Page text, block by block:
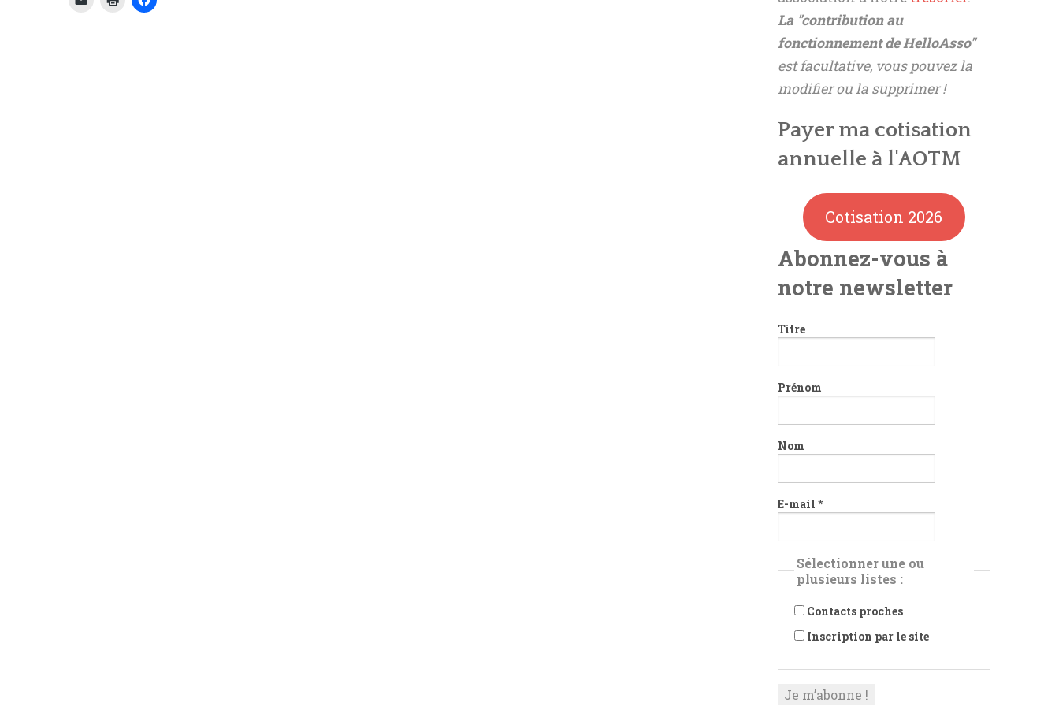
La "contribution au
fonctionnement de HelloAsso"
est facultative, vous pouvez la
modifier ou la supprimer !
Payer ma cotisation
annuelle à l'AOTM
Cotisation 2026
Abonnez-vous à
notre newsletter
Titre
Prénom
Nom
E-mail *
Sélectionner une ou
plusieurs listes :
Contacts proches
Inscription par le site